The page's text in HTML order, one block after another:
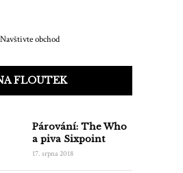
Navštivte obchod
FLOUTEK
Párování: The Who
a piva Sixpoint
17. srpna 2018